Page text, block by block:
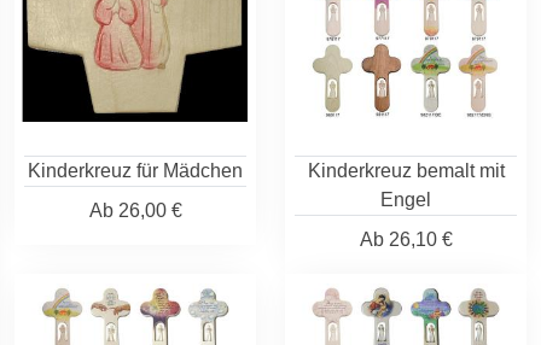
Kinderkreuz für Mädchen
Ab26,00 €
Kinderkreuz bemalt mit
Engel
Ab26,10 €